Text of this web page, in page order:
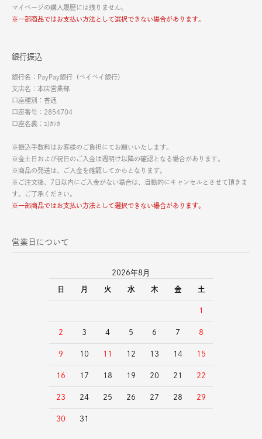
マイページの購入履歴には残りません。
※一部商品ではお支払い方法として選択できない場合があります。
銀行振込
銀行名：PayPay銀行（ペイペイ銀行）
支店名：本店営業部
口座種別：普通
口座番号：2854704
口座名義：ﾕ)ｶｼｶ
※振込手数料はお客様のご負担にてお願いいたします。
※金土日および祝日のご入金は週明け以降の確認となる場合があります。
※商品の発送は、ご入金を確認してからとなります。
※ご注文後、7日以内にご入金がない場合は、自動的にキャンセルとさせて頂きま
す。ご了承ください。
※一部商品ではお支払い方法として選択できない場合があります。
営業日について
2026年8月
日 月 火 水 木 金 土
1
2 3 4 5 6 7 8
9 10 11 12 13 14 15
16 17 18 19 20 21 22
23 24 25 26 27 28 29
30 31